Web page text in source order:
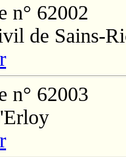
n° 62002
de Sains-
n° 62003